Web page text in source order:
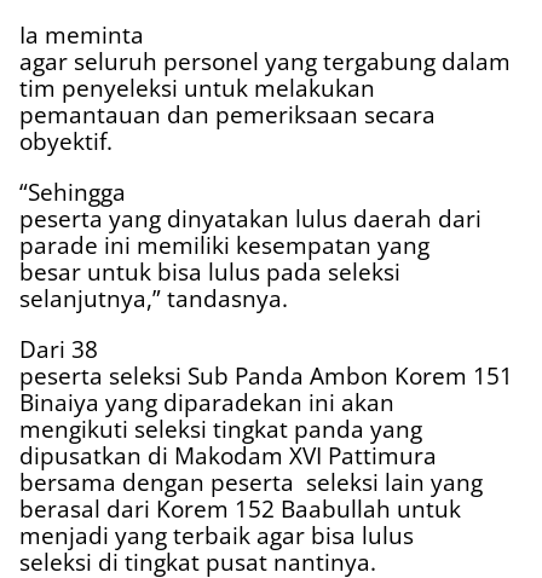
Ia meminta
agar seluruh personel yang tergabung dalam
tim penyeleksi untuk melakukan
pemantauan dan pemeriksaan secara
obyektif.
“Sehingga
peserta yang dinyatakan lulus daerah dari
parade ini memiliki kesempatan yang
besar untuk bisa lulus pada seleksi
selanjutnya,” tandasnya.
Dari 38
peserta seleksi Sub Panda Ambon Korem 151
Binaiya yang diparadekan ini akan
mengikuti seleksi tingkat panda yang
dipusatkan di Makodam XVI Pattimura
bersama dengan peserta seleksi lain yang
berasal dari Korem 152 Baabullah untuk
menjadi yang terbaik agar bisa lulus
seleksi di tingkat pusat nantinya.